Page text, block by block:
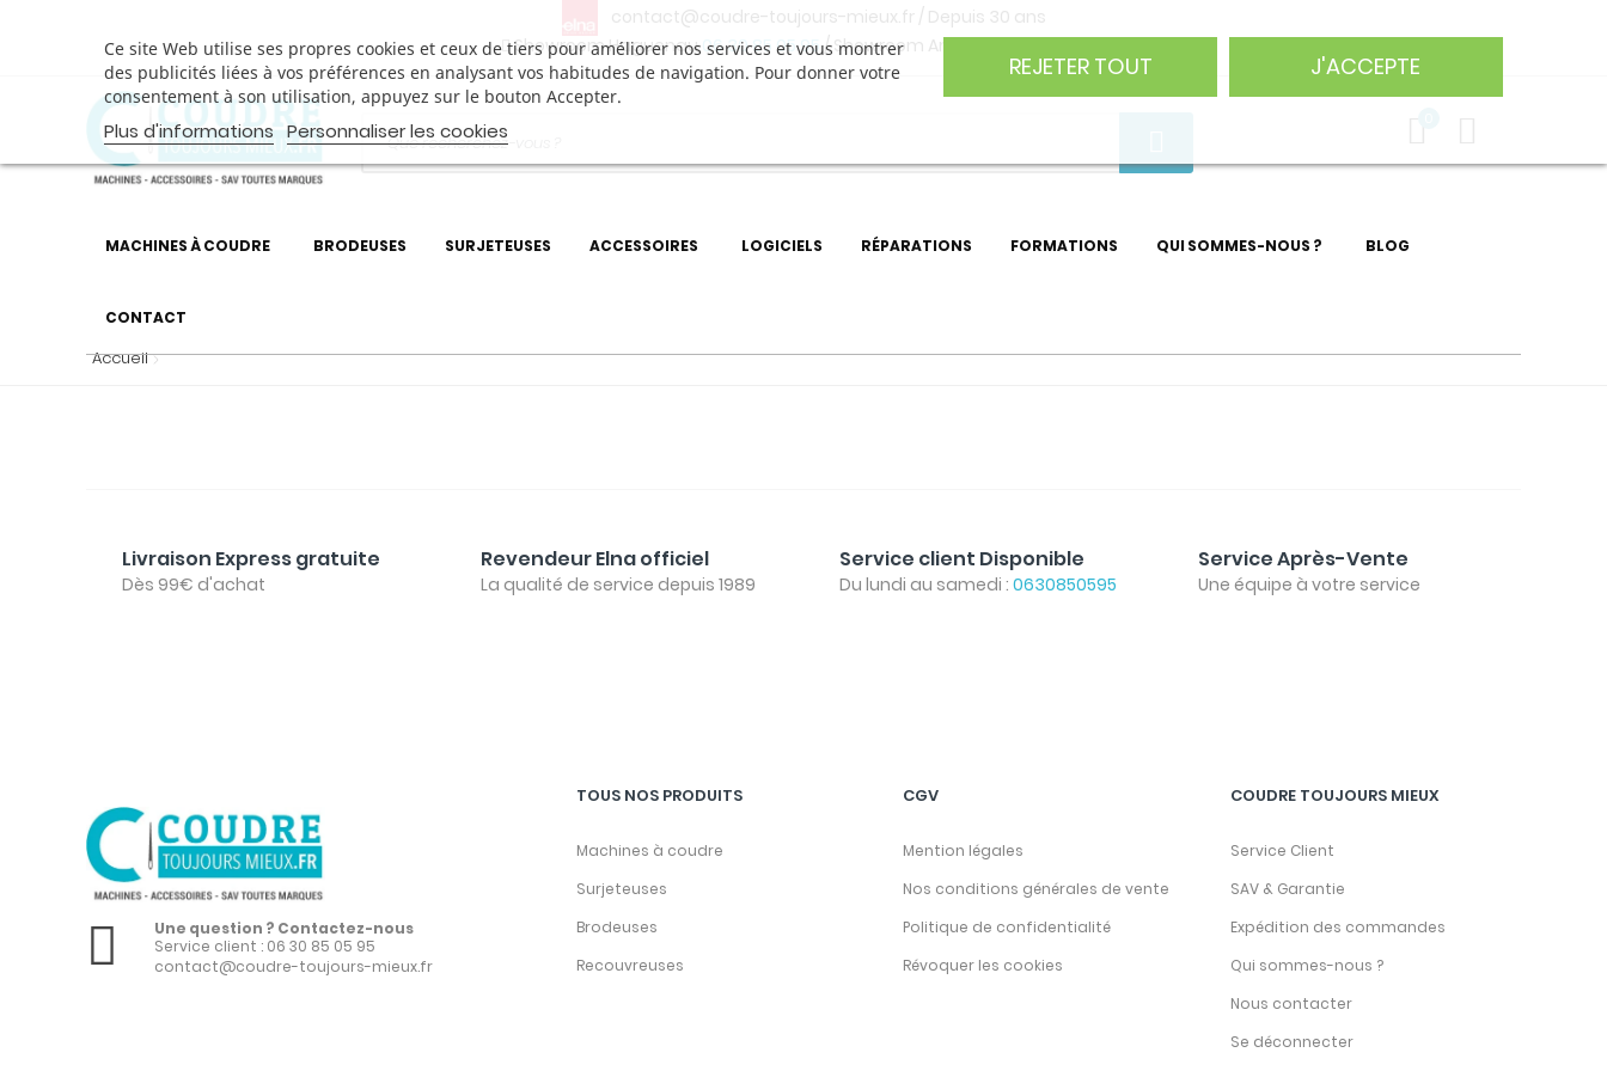
contact@coudre-toujours-mieux.fr / Depuis 30 ans
Showroom Haguenau 06 30 85 05 95/ Showroom Angers
Ce site Web utilise ses propres cookies et ceux de tiers pour améliorer nos services et vous montrer
des publicités liées à vos préférences en analysant vos habitudes de navigation. Pour donner votre
consentement à son utilisation, appuyez sur le bouton Accepter.
Plus d'informations Personnaliser les cookies
REJETER TOUT J'ACCEPTE
MACHINES À COUDRE BRODEUSES SURJETEUSES ACCESSOIRES LOGICIELS RÉPARATIONS FORMATIONS QUI SOMMES-NOUS ? BLOG
CONTACT
Accueil
Livraison Express gratuite
Dès 99€ d'achat
Revendeur Elna officiel
La qualité de service depuis 1989
Service client Disponible
Du lundi au samedi : 0630850595
Service Après-Vente
Une équipe à votre service
Une question ? Contactez-nous
Service client : 06 30 85 05 95
contact@coudre-toujours-mieux.fr
TOUS NOS PRODUITS
Machines à coudre
Surjeteuses
Brodeuses
Recouvreuses
CGV
Mention légales
Nos conditions générales de vente
Politique de confidentialité
Révoquer les cookies
COUDRE TOUJOURS MIEUX
Service Client
SAV & Garantie
Expédition des commandes
Qui sommes-nous ?
Nous contacter
Se déconnecter